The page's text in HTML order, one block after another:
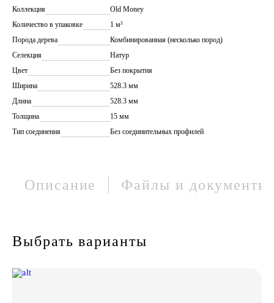
Коллекция
Old Money
Количество в упаковке
1 м²
Порода дерева
Комбинированная (несколько пород)
Селекция
Натур
Цвет
Без покрытия
Ширина
528.3 мм
Длина
528.3 мм
Толщина
15 мм
Тип соединения
Без соединительных профилей
Описание Файлы и документы
Выбрать варианты